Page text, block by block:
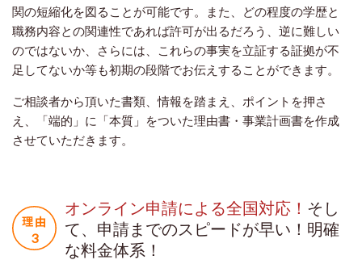
関の短縮化を図ることが可能です。また、どの程度の学歴と
職務内容との関連性であれば許可が出るだろう、逆に難しい
のではないか、さらには、これらの事実を立証する証拠が不
足してないか等も初期の段階でお伝えすることができます。
ご相談者から頂いた書類、情報を踏まえ、ポイントを押さ
え、「端的」に「本質」をついた理由書・事業計画書を作成
させていただきます。
オンライン申請による全国対応！ そし
て、申請までのスピードが早い！明確
な料金体系！